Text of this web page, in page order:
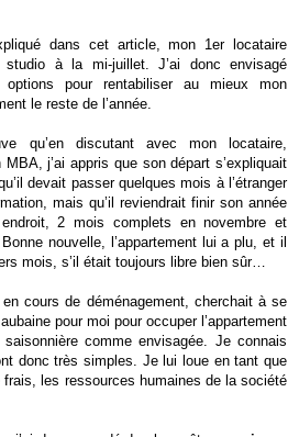
dans cet article, mon 1er locataire
studio à la mi-juillet. J’ai donc envisagé
options pour rentabiliser au mieux mon
le reste de l’année.
qu’en discutant avec mon locataire,
MBA, j’ai appris que son départ s’expliquait
devait passer quelques mois à l’étranger
mais qu’il reviendrait finir son année
2 mois complets en novembre et
nouvelle, l’appartement lui a plu, et il
mois, s’il était toujours libre bien sûr…
cours de déménagement, cherchait à se
pour moi pour occuper l’appartement
comme envisagée. Je connais
donc très simples. Je lui loue en tant que
les ressources humaines de la société